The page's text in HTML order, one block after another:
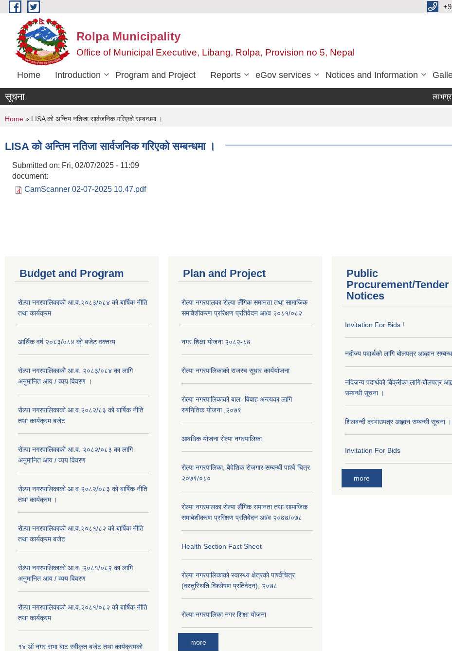
Skip to main content
Rolpa Municipality
Office of Municipal Executive, Libang, Rolpa, Provision no 5, Nepal
Home Introduction Program and Project Reports eGov services Notices and Information
सूचना
You are here
Home » LISA को अन्तिम नतिजा सार्वजनिक गरिएको सम्बन्धमा ।
LISA को अन्तिम नतिजा सार्वजनिक गरिएको सम्बन्धमा ।
Submitted on: Fri, 02/07/2025 - 11:09
document:
CamScanner 02-07-2025 10.47.pdf
Budget and Program
रोल्पा नगरपालिकाको आ.व.२०८३/०८४ को बार्षिक नीति
तथा कार्यक्रम
आर्थिक वर्ष २०८३/०८४ को बजेट वक्तव्य
रोल्पा नगरपालिकाको आ.व. २०८३/०८४ का लागि
अनुमानित आय / व्यय विवरण ।
रोल्पा नगरपालिकाको आ.व.२०८२/८३ को बार्षिक नीति
तथा कार्यक्रम बजेट
रोल्पा नगरपालिकाको आ.व. २०८२/०८३ का लागि
अनुमानित आय / व्यय विवरण
रोल्पा नगरपालिकाको आ.व.२०८२/०८३ को बार्षिक नीति
तथा कार्यक्रम ।
रोल्पा नगरपालिकाको आ.व.२०८१/८२ को बार्षिक नीति
तथा कार्यक्रम बजेट
रोल्पा नगरपालिकाको आ.व. २०८१/०८२ का लागि
अनुमानित आय / व्यय विवरण
रोल्पा नगरपालिकाको आ.व.२०८१/०८२ को बार्षिक नीति
तथा कार्यक्रम
१४ ओं नगर सभा बाट स्वीकृत बजेट तथा कार्यक्रमको
Plan and Project
रोल्पा नगरपालका रोल्पा लैंगिक समानता तथा सामाजिक
समाबेशीकरण प्ररिक्षण प्रतिवेदन आ/व २०८१/०८२
नगर शिक्षा योजना २०८२-८७
रोल्पा नगरपालिकाको राजस्व सूधार कार्ययोजना
रोल्पा नगरपालिकाको बाल- विवाह अन्त्यका लागि
रणनितिक योजना ,२०७९
आवधिक योजना रोल्पा नगरपालिका
रोल्पा नगरपालिका, बैदेशिक रोजगार सम्बन्धी पार्श्व चित्र
२०७९/०८०
रोल्पा नगरपालका रोल्पा लैंगिक समानता तथा सामाजिक
समाबेशीकरण प्ररिक्षण प्रतिवेदन आ/व २०७७/०७८
Health Section Fact Sheet
रोल्पा नगरपालिकाको स्वास्थ्य क्षेत्रको पार्श्वचित्र
(वस्तुस्थिति विश्लेषण प्रतिवेदन), २०७८
रोल्पा नगरपालिका नगर शिक्षा योजना
more
Public
Procurement/Tender
Notices
Invitation For Bids !
नदीज्य पदार्थको लागि बोलपत्र आव्हान
नदिजन्य पदार्थको बिक्रीका लागि बोलपत्र
सम्बन्धी सूचना ।
शिलबन्दी दरभाउपत्र आह्वान सम्बन्धी सूचना ।
Invitation For Bids
more